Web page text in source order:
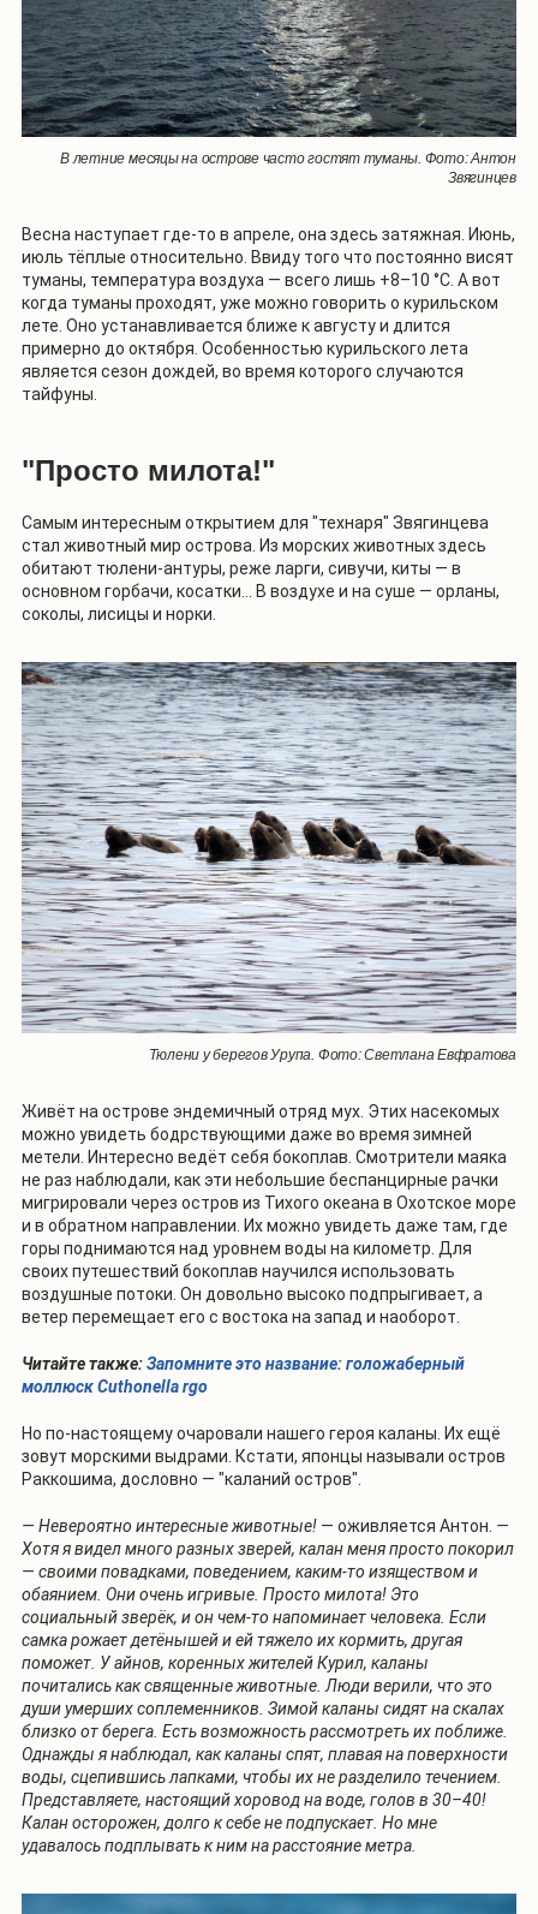
В летние месяцы на острове часто гостят туманы. Фото: Антон
Звягинцев
Весна наступает где-то в апреле, она здесь затяжная. Июнь,
июль тёплые относительно. Ввиду того что постоянно висят
туманы, температура воздуха — всего лишь +8–10 °С. А вот
когда туманы проходят, уже можно говорить о курильском
лете. Оно устанавливается ближе к августу и длится
примерно до октября. Особенностью курильского лета
является сезон дождей, во время которого случаются
тайфуны.
"Просто милота!"
Самым интересным открытием для "технаря" Звягинцева
стал животный мир острова. Из морских животных здесь
обитают тюлени-антуры, реже ларги, сивучи, киты — в
основном горбачи, косатки… В воздухе и на суше — орланы,
соколы, лисицы и норки.
Тюлени у берегов Урупа. Фото: Светлана Евфратова
Живёт на острове эндемичный отряд мух. Этих насекомых
можно увидеть бодрствующими даже во время зимней
метели. Интересно ведёт себя бокоплав. Смотрители маяка
не раз наблюдали, как эти небольшие беспанцирные рачки
мигрировали через остров из Тихого океана в Охотское море
и в обратном направлении. Их можно увидеть даже там, где
горы поднимаются над уровнем воды на километр. Для
своих путешествий бокоплав научился использовать
воздушные потоки. Он довольно высоко подпрыгивает, а
ветер перемещает его с востока на запад и наоборот.
Читайте также:Запомните это название: голожаберный
моллюск Cuthonella rgo
Но по-настоящему очаровали нашего героя каланы. Их ещё
зовут морскими выдрами. Кстати, японцы называли остров
Раккошима, дословно — "каланий остров".
— Невероятно интересные животные! — оживляется Антон. —
Хотя я видел много разных зверей, калан меня просто покорил
— своими повадками, поведением, каким-то изяществом и
обаянием. Они очень игривые. Просто милота! Это
социальный зверёк, и он чем-то напоминает человека. Если
самка рожает детёнышей и ей тяжело их кормить, другая
поможет. У айнов, коренных жителей Курил, каланы
почитались как священные животные. Люди верили, что это
души умерших соплеменников. Зимой каланы сидят на скалах
близко от берега. Есть возможность рассмотреть их поближе.
Однажды я наблюдал, как каланы спят, плавая на поверхности
воды, сцепившись лапками, чтобы их не разделило течением.
Представляете, настоящий хоровод на воде, голов в 30–40!
Калан осторожен, долго к себе не подпускает. Но мне
удавалось подплывать к ним на расстояние метра.